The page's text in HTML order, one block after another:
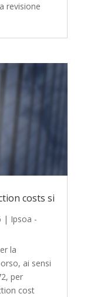
revisione
costs si
| Ipsoa -
la
ai sensi
per
cost